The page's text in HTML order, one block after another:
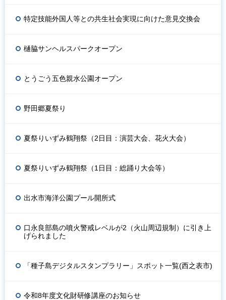
特定技能外国人等との共生社会実現に向けた意見交換会
樋脇サンヘルスパークオープン
とうごう五色親水公園オープン
野田郷夏祭り
夏祭りいずみ鶴翔祭（2日目：演芸大会、花火大会）
夏祭りいずみ鶴翔祭（1日目：総踊り大会等）
出水市海洋公園プール開所式
口永良部島の噴火警戒レベルが2（火山周辺規制）に引き上
げられました
「種子島デジタルスタンプラリー」スポット一覧(西之表市)
令和8年度文化財研修講座のお知らせ